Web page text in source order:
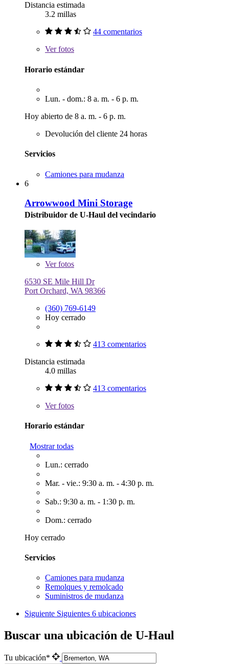
Distancia estimada
3.2 millas
44 comentarios
Verfotos
Horario estándar
Lun. - dom.: 8 a. m. - 6 p. m.
Hoy abierto de 8 a. m. - 6 p. m.
Devolución del cliente 24 horas
Servicios
Camiones para mudanza
6
Arrowwood Mini Storage
Distribuidor de U-Haul del vecindario
Verfotos
6530 SE Mile Hill Dr
Port Orchard, WA 98366
(360) 769-6149
Hoy cerrado
413 comentarios
Distancia estimada
4.0 millas
413 comentarios
Verfotos
Horario estándar
Mostrar todas
Lun.: cerrado
Mar. - vie.: 9:30 a. m. - 4:30 p. m.
Sab.: 9:30 a. m. - 1:30 p. m.
Dom.: cerrado
Hoy cerrado
Servicios
Camiones para mudanza
Remolques y remolcado
Suministros de mudanza
Siguiente Siguientes 6 ubicaciones
Buscar una ubicación de U-Haul
Tu ubicación*